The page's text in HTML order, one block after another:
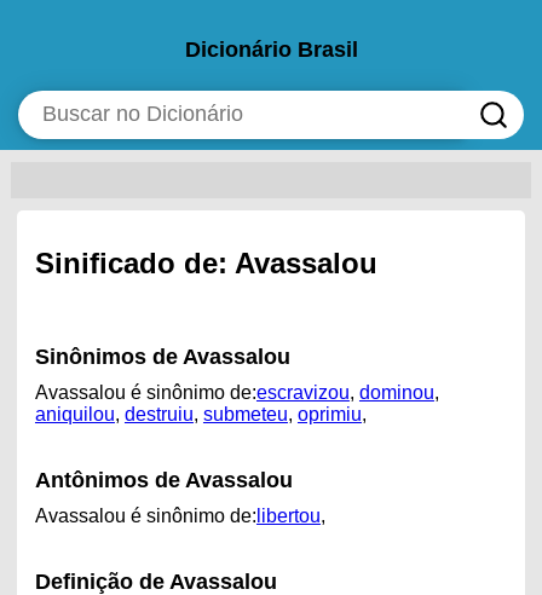
Dicionário Brasil
Sinificado de: Avassalou
Sinônimos de Avassalou
Avassalou é sinônimo de:escravizou, dominou,
aniquilou, destruiu, submeteu, oprimiu,
Antônimos de Avassalou
Avassalou é sinônimo de: libertou,
Definição de Avassalou